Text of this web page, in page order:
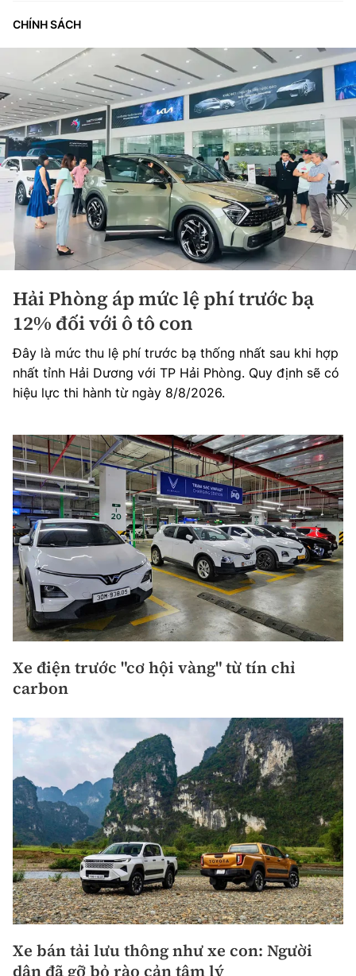
CHÍNH SÁCH
Hải Phòng áp mức lệ phí trước bạ
12% đối với ô tô con
Đây là mức thu lệ phí trước bạ thống nhất sau khi hợp
nhất tỉnh Hải Dương với TP Hải Phòng. Quy định sẽ có
hiệu lực thi hành từ ngày 8/8/2026.
Xe điện trước "cơ hội vàng" từ tín chỉ
carbon
Xe bán tải lưu thông như xe con: Người